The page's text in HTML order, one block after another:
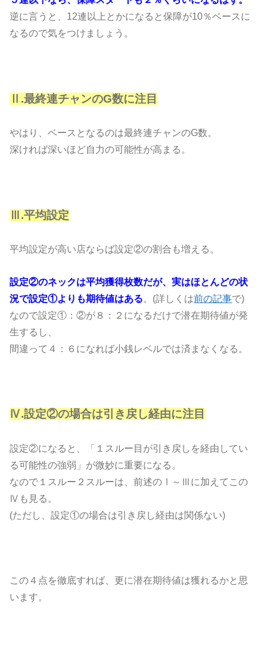
逆に言うと、12連以上とかになると保障が10％ベースに
なるので気をつけましょう。
Ⅱ.最終連チャンのG数に注目
やはり、ベースとなるのは最終連チャンのG数。
深ければ深いほど自力の可能性が高まる。
Ⅲ.平均設定
平均設定が高い店ならば設定②の割合も増える。
設定②のネックは平均獲得枚数だが、実はほとんどの状
況で設定①よりも期待値はある。(詳しくは前の記事で)
なので設定①：②が８：２になるだけで潜在期待値が発
生するし、
間違って４：６になれば小銭レベルでは済まなくなる。
Ⅳ.設定②の場合は引き戻し経由に注目
設定②になると、「１スルー目が引き戻しを経由してい
る可能性の強弱」が微妙に重要になる。
なので１スルー２スルーは、前述のⅠ～Ⅲに加えてこの
Ⅳも見る。
(ただし、設定①の場合は引き戻し経由は関係ない)
この４点を徹底すれば、更に潜在期待値は獲れるかと思
います。